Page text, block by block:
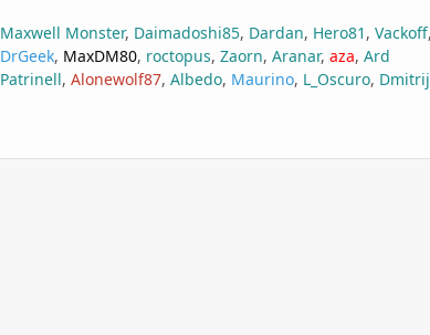
Maxwell Monster Daimadoshi85 Dardan Hero81 Vackoff
DrGeek MaxDM80 roctopus Zaorn Aranar aza Ard
Patrinell Alonewolf87 Albedo Maurino L_Oscuro Dmitrij